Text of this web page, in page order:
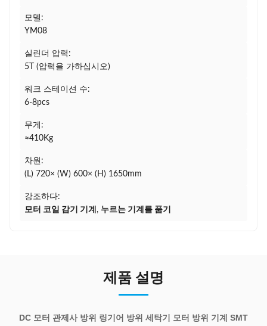
모델:
YM08
실린더 압력:
5T (압력을 가하십시오)
워크 스테이션 수:
6-8pcs
무게:
≈410Kg
차원:
(L) 720× (W) 600× (H) 1650mm
강조하다:
모터 코일 감기 기계 , 누르는 기계를 품기
제품 설명
DC 모터 관제사 방위 링기어 방위 세탁기 모터 방위 기계 SMT